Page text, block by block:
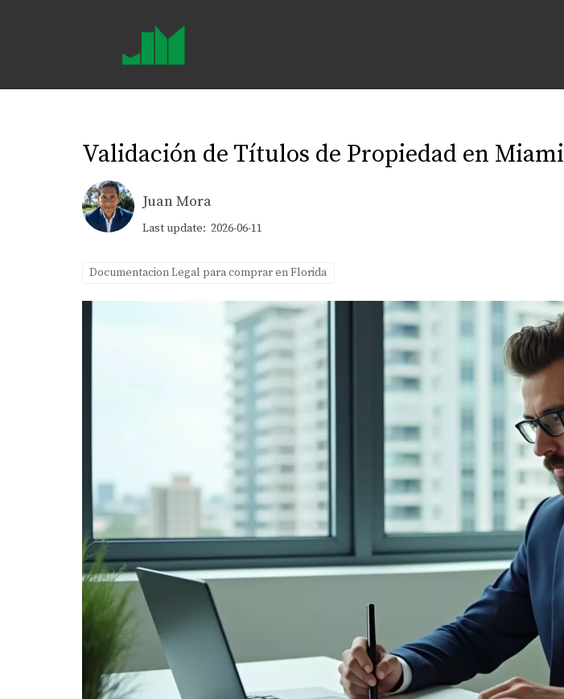
Validación de Títulos de Propiedad en Miami
Juan Mora
Last update: 2026-06-11
Documentacion Legal para comprar en Florida